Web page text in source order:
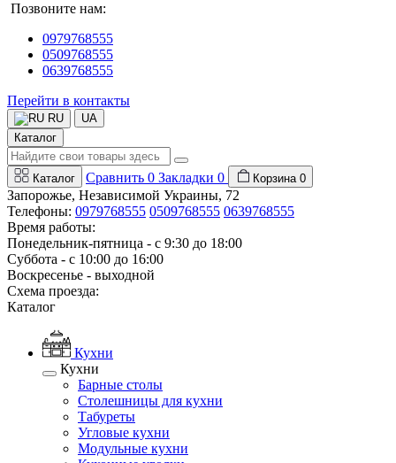
Позвоните нам:
0979768555
0509768555
0639768555
Перейти в контакты
RU
UA
Каталог
Каталог Сравнить 0 Закладки 0 Корзина 0
Запорожье, Независимой Украины, 72
Телефоны: 0979768555 0509768555 0639768555
Время работы:
Понедельник-пятница - с 9:30 до 18:00
Суббота - с 10:00 до 16:00
Воскресенье - выходной
Схема проезда:
Каталог
Кухни
Кухни
Барные столы
Столешницы для кухни
Табуреты
Угловые кухни
Модульные кухни